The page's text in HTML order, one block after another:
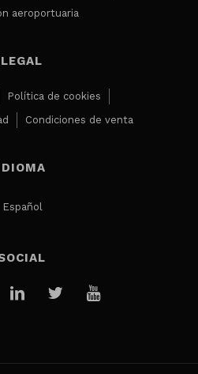
aeroportuaria
LEGAL
Política de cookies
Condiciones de venta
Español